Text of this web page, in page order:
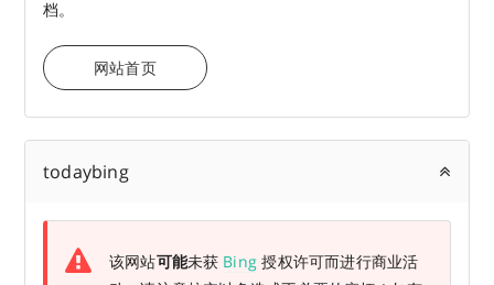
档。
网站首页
todaybing
该网站可能未获 Bing 授权许可而进行商业活